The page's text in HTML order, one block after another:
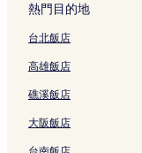
熱門目的地
台北飯店
高雄飯店
礁溪飯店
大阪飯店